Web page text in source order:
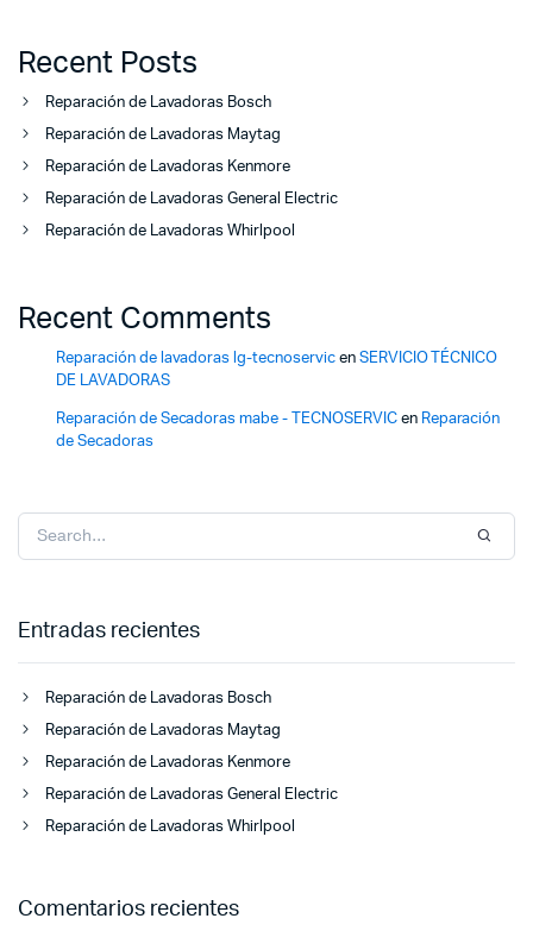
Recent Posts
Reparación de Lavadoras Bosch
Reparación de Lavadoras Maytag
Reparación de Lavadoras Kenmore
Reparación de Lavadoras General Electric
Reparación de Lavadoras Whirlpool
Recent Comments
Reparación de lavadoras lg-tecnoservicen SERVICIO TÉCNICO
DE LAVADORAS
Reparación de Secadoras mabe - TECNOSERVICen Reparación
de Secadoras
Entradas recientes
Reparación de Lavadoras Bosch
Reparación de Lavadoras Maytag
Reparación de Lavadoras Kenmore
Reparación de Lavadoras General Electric
Reparación de Lavadoras Whirlpool
Comentarios recientes